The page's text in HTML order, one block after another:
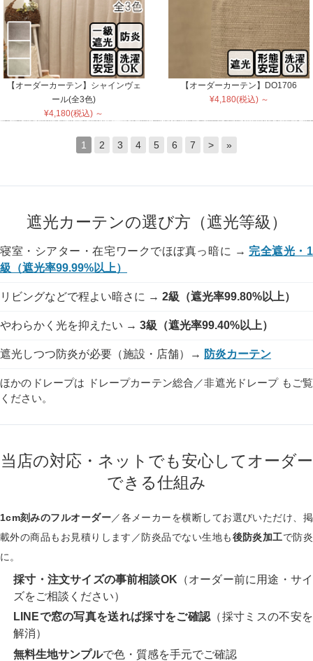
【オーダーカーテン】シャインヴェ
ール(全3色)
¥4,180(税込) ～
【オーダーカーテン】DO1706
¥4,180(税込) ～
1 2 3 4 5 6 7 > »
遮光カーテンの選び方（遮光等級）
寝室・シアター・在宅ワークでほぼ真っ暗に → 完全遮光・1
級（遮光率99.99%以上）
リビングなどで程よい暗さに → 2級（遮光率99.80%以上）
やわらかく光を抑えたい → 3級（遮光率99.40%以上）
遮光しつつ防炎が必要（施設・店舗）→ 防炎カーテン
ほかのドレープは ドレープカーテン総合 ／非遮光ドレープもご覧
ください。
当店の対応・ネットでも安心してオーダー
できる仕組み
1cm刻みのフルオーダー／各メーカーを横断してお選びいただけ、掲
載外の商品もお見積りします／防炎品でない生地も後防炎加工で防炎
に。
採寸・注文サイズの事前相談OK （オーダー前に用途・サイ
ズをご相談ください）
LINEで窓の写真を送れば採寸をご確認 （採寸ミスの不安を
解消）
無料生地サンプルで色・質感を手元でご確認